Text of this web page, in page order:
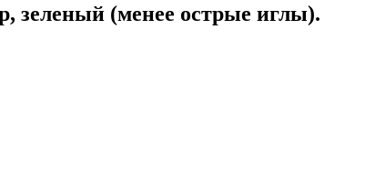
зеленый (менее острые иглы).